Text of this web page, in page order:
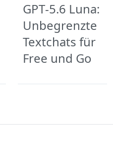
GPT‑5.6 Luna:
Unbegrenzte
Textchats für
Free und Go